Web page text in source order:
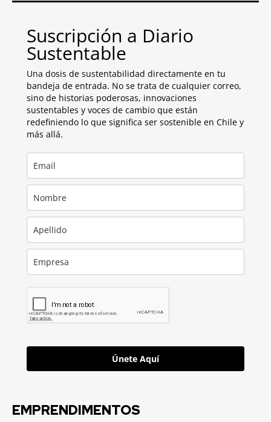
Suscripción a Diario
Sustentable
Una dosis de sustentabilidad directamente en tu
bandeja de entrada. No se trata de cualquier correo,
sino de historias poderosas, innovaciones
sustentables y voces de cambio que están
redefiniendo lo que significa ser sostenible en Chile y
más allá.
Únete Aquí
EMPRENDIMENTOS